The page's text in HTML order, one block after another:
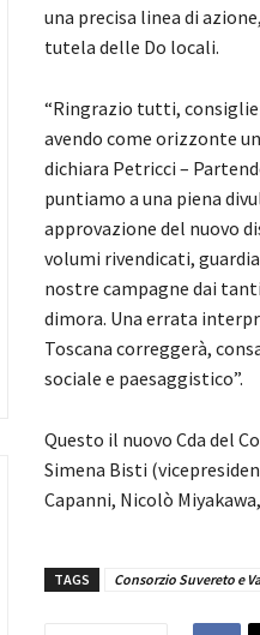
una precisa linea di
tutela delle Do locali.
“Ringrazio tutti,
avendo come orizzonte
dichiara Petricci –
puntiamo a una piena
approvazione del nuovo
volumi rivendicati,
nostre campagne dai
dimora. Una errata
Toscana correggerà,
sociale e paesaggistico”.
Questo il nuovo Cda del
Simena Bisti
Capanni, Nicolò
TAGS Consorzio Suvereto e